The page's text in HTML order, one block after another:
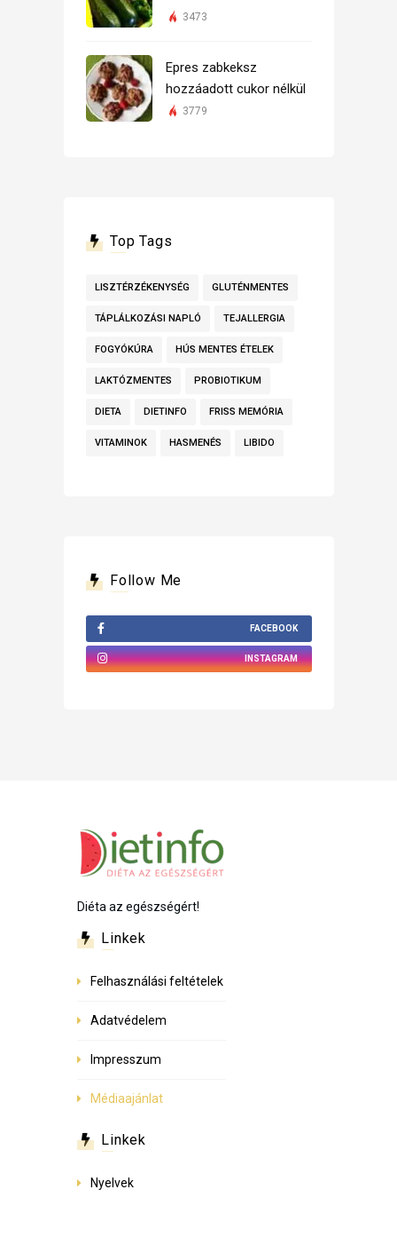
3473
Epres zabkeksz
hozzáadott cukor nélkül
3779
Top Tags
LISZTÉRZÉKENYSÉG GLUTÉNMENTES
TÁPLÁLKOZÁSI NAPLÓ TEJALLERGIA
FOGYÓKÚRA HÚS MENTES ÉTELEK
LAKTÓZMENTES PROBIOTIKUM
DIETA DIETINFO FRISS MEMÓRIA
VITAMINOK HASMENÉS LIBIDO
Follow Me
FACEBOOK
INSTAGRAM
Diéta az egészségért!
Linkek
Felhasználási feltételek
Adatvédelem
Impresszum
Médiaajánlat
Linkek
Nyelvek